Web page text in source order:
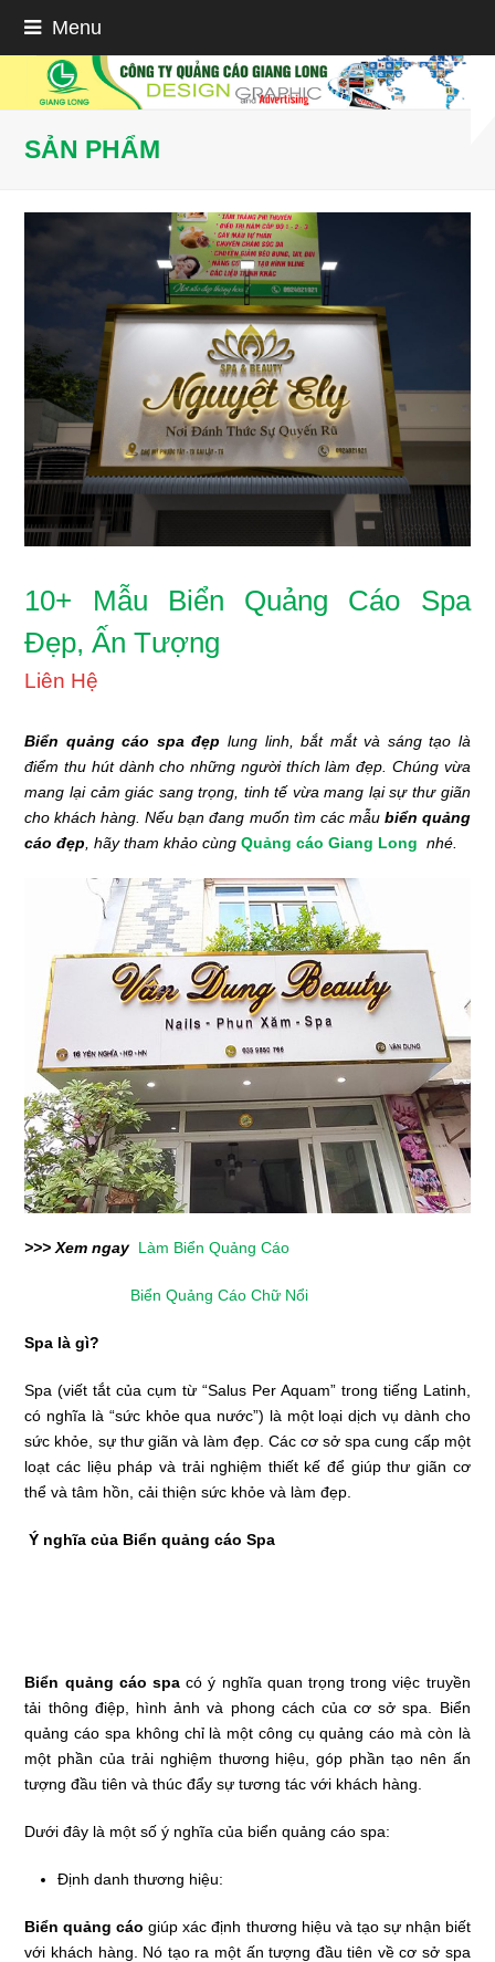
Menu
SẢN PHẨM
10+ Mẫu Biển Quảng Cáo Spa
Đẹp, Ấn Tượng
Liên Hệ
Biển quảng cáo spa đẹp lung linh, bắt mắt và sáng tạo là
điểm thu hút dành cho những người thích làm đẹp. Chúng vừa
mang lại cảm giác sang trọng, tinh tế vừa mang lại sự thư giãn
cho khách hàng. Nếu bạn đang muốn tìm các mẫu biển quảng
cáo đẹp, hãy tham khảo cùngQuảng cáo Giang Long nhé.
>>> Xem ngay Làm Biển Quảng Cáo
Biển Quảng Cáo Chữ Nổi
Spa là gì?
Spa (viết tắt của cụm từ “Salus Per Aquam” trong tiếng Latinh,
có nghĩa là “sức khỏe qua nước”) là một loại dịch vụ dành cho
sức khỏe, sự thư giãn và làm đẹp. Các cơ sở spa cung cấp một
loạt các liệu pháp và trải nghiệm thiết kế để giúp thư giãn cơ
thể và tâm hồn, cải thiện sức khỏe và làm đẹp.
Ý nghĩa của Biển quảng cáo Spa
Biển quảng cáo spa có ý nghĩa quan trọng trong việc truyền
tải thông điệp, hình ảnh và phong cách của cơ sở spa. Biển
quảng cáo spa không chỉ là một công cụ quảng cáo mà còn là
một phần của trải nghiệm thương hiệu, góp phần tạo nên ấn
tượng đầu tiên và thúc đẩy sự tương tác với khách hàng.
Dưới đây là một số ý nghĩa của biển quảng cáo spa:
Định danh thương hiệu:
Biển quảng cáo giúp xác định thương hiệu và tạo sự nhận biết
với khách hàng. Nó tạo ra một ấn tượng đầu tiên về cơ sở spa